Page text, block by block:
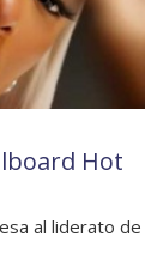
Hot
al liderato de